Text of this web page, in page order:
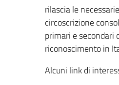
rilascia le
circoscrizione
primari e secondari
riconoscimento in
Alcuni link di